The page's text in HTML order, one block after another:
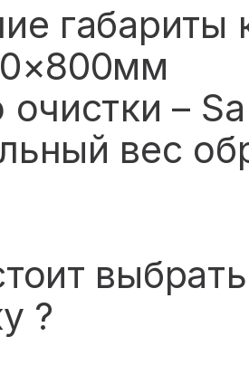
габариты
очистки –
вес
?